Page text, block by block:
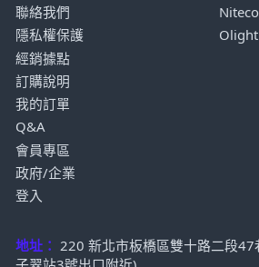
聯絡我們
隱私權保護
經銷據點
訂購說明
我的訂單
Q&A
會員專區
政府/企業
登入
Olight
地址： 220 新北市板橋區雙十路二段